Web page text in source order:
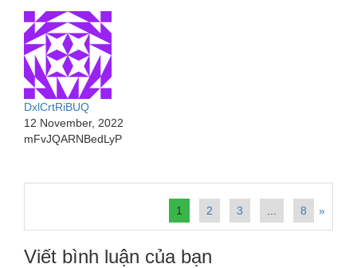
DxlCrtRiBUQ
12 November, 2022
mFvJQARNBedLyP
1 2 3 8 »
Viết bình luận của bạn